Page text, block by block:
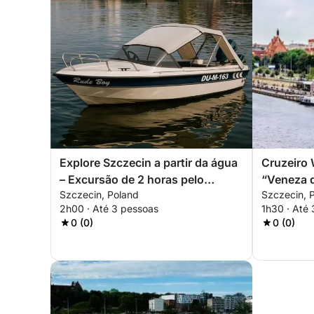
Explore Szczecin a partir da água
– Excursão de 2 horas pelo
castelo e pela ilha
Szczecin, Poland
2h00 · Até 3 pessoas
0 (0)
Cruzeiro
“Veneza
Szczecin,
1h30 · Até
0 (0)